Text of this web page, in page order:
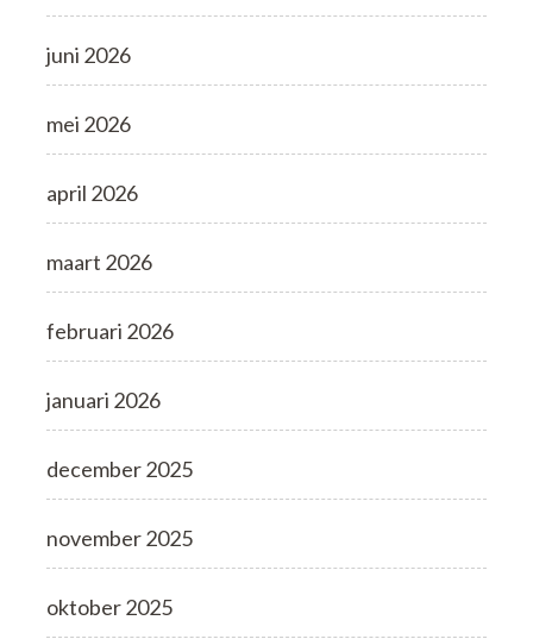
juni 2026
mei 2026
april 2026
maart 2026
februari 2026
januari 2026
december 2025
november 2025
oktober 2025